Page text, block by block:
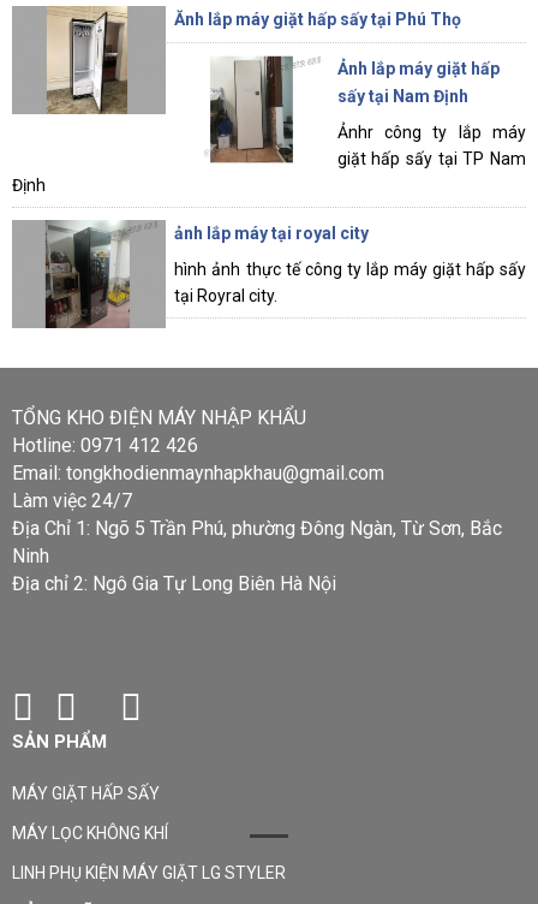
Ănh lắp máy giặt hấp sấy tại Phú Thọ
Ảnh lắp máy giặt hấp
sấy tại Nam Định
Ảnhr công ty lắp máy
giặt hấp sấy tại TP Nam
Định
ảnh lắp máy tại royal city
hình ảnh thực tế công ty lắp máy giặt hấp sấy
tại Royral city.
TỔNG KHO ĐIỆN MÁY NHẬP KHẨU
Hotline: 0971 412 426
Email: tongkhodienmaynhapkhau@gmail.com
Làm việc 24/7
Địa Chỉ 1: Ngõ 5 Trần Phú, phường Đông Ngàn, Từ Sơn, Bắc
Ninh
Địa chỉ 2: Ngô Gia Tự Long Biên Hà Nội
SẢN PHẨM
MÁY GIẶT HẤP SẤY
MÁY LỌC KHÔNG KHÍ
LINH PHỤ KIỆN MÁY GIẶT LG STYLER